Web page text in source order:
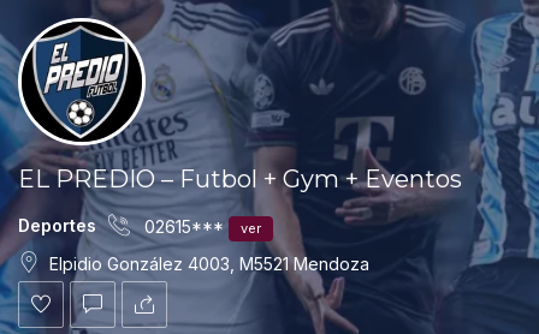
EL PREDIO – Futbol + Gym + Eventos
Deportes 02615*** ver
Elpidio González 4003, M5521 Mendoza